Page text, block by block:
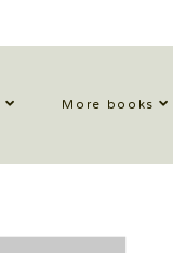
More books